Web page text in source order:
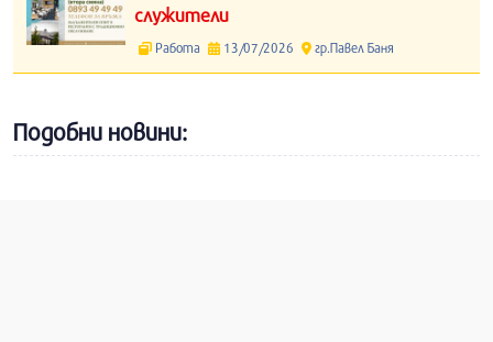
служители
Работа 13/07/2026 гр.Павел Баня
Подобни новини: